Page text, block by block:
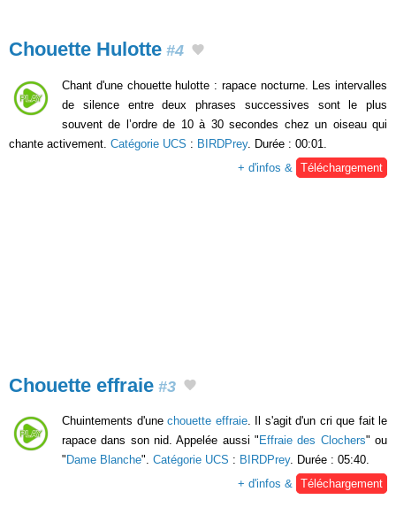
Chouette Hulotte #4
Chant d'une chouette hulotte : rapace nocturne. Les intervalles
de silence entre deux phrases successives sont le plus
souvent de l’ordre de 10 à 30 secondes chez un oiseau qui
chante activement. Catégorie UCS : BIRDPrey. Durée : 00:01.
+ d'infos &
Téléchargement
Chouette effraie #3
Chuintements d'une chouette effraie. Il s'agit d'un cri que fait le
rapace dans son nid. Appelée aussi " Effraie des Clochers" ou
" Dame Blanche". Catégorie UCS : BIRDPrey. Durée : 05:40.
+ d'infos & Téléchargement